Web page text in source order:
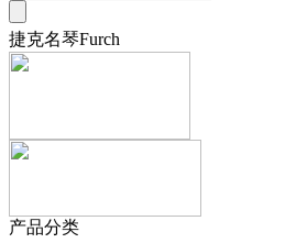
捷克名琴Furch
产品分类